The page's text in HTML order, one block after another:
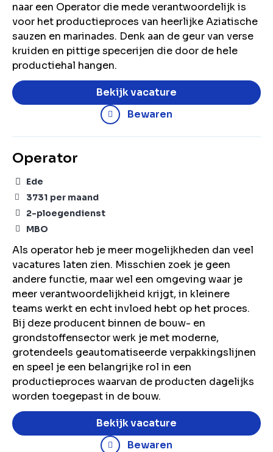
naar een Operator die mede verantwoordelijk is
voor het productieproces van heerlijke Aziatische
sauzen en marinades. Denk aan de geur van verse
kruiden en pittige specerijen die door de hele
productiehal hangen.
Bekijk vacature
Bewaren
Operator
Ede
3731 per maand
2-ploegendienst
MBO
Als operator heb je meer mogelijkheden dan veel
vacatures laten zien. Misschien zoek je geen
andere functie, maar wel een omgeving waar je
meer verantwoordelijkheid krijgt, in kleinere
teams werkt en echt invloed hebt op het proces.
Bij deze producent binnen de bouw- en
grondstoffensector werk je met moderne,
grotendeels geautomatiseerde verpakkingslijnen
en speel je een belangrijke rol in een
productieproces waarvan de producten dagelijks
worden toegepast in de bouw.
Bekijk vacature
Bewaren